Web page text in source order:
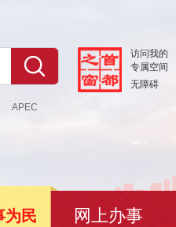
APEC
访问我的
专属空间
无障碍
为民 网上办事